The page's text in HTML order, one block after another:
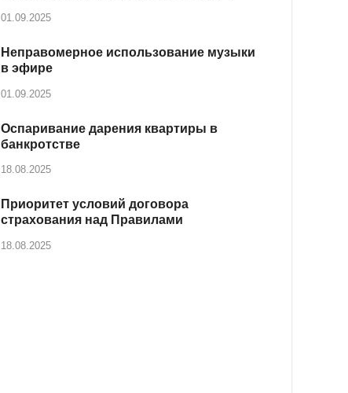
01.09.2025
Неправомерное использование музыки
в эфире
01.09.2025
Оспаривание дарения квартиры в
банкротстве
18.08.2025
Приоритет условий договора
страхования над Правилами
18.08.2025